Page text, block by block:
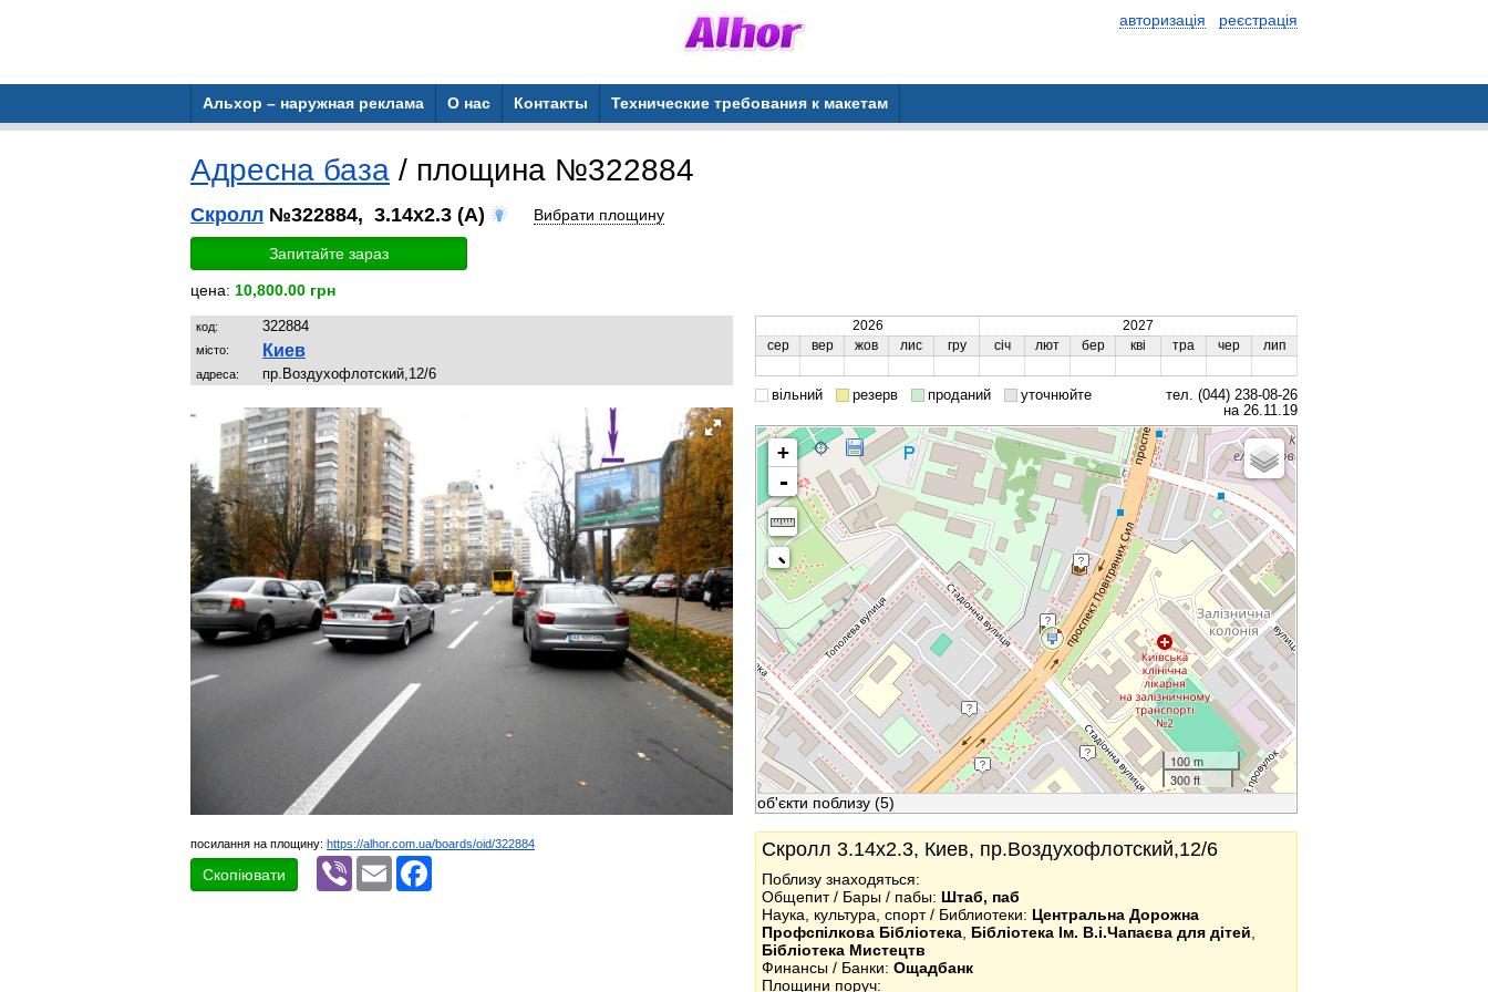
авторизація реєстрація
Альхор – наружная реклама О нас Контакты Технические требования к макетам
Адресна база / площина №322884
Скролл №322884, 3.14x2.3 (A) Вибрати площину
Запитайте зараз
цена: 10,800.00 грн
код: 322884
місто: Киев
адреса: пр.Воздухофлотский,12/6
посилання на площину: https://alhor.com.ua/boards/oid/322884
Скопіювати
Viber Email
2026
2027
сер
вер жов лис гру січ лют бер кві тра чер лип
вільний резерв проданий уточнюйте
тел. (044) 238-08-26
на 26.11.19
+
-
100 m
300 ft
об'єкти поблизу (5)
Скролл 3.14x2.3, Киев, пр.Воздухофлотский,12/6
Поблизу знаходяться:
Общепит / Бары / пабы: Штаб, паб
Наука, культура, спорт / Библиотеки: Центральна Дорожна
Профспілкова Бібліотека Бібліотека Ім. В.і.Чапаєва для дітей
Бібліотека Мистецтв
Финансы / Банки: Ощадбанк
Площини поруч: